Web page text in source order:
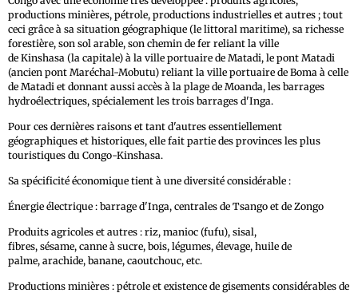
productions minières, pétrole, productions industrielles et autres ; tout
ceci grâce à sa situation géographique (le littoral maritime), sa richesse
forestière, son sol arable, son chemin de fer reliant la ville
de Kinshasa (la capitale) à la ville portuaire de Matadi, le pont Matadi
(ancien pont Maréchal-Mobutu) reliant la ville portuaire de Boma à celle
de Matadi et donnant aussi accès à la plage de Moanda, les barrages
hydroélectriques, spécialement les trois barrages d'Inga.
Pour ces dernières raisons et tant d'autres essentiellement
géographiques et historiques, elle fait partie des provinces les plus
touristiques du Congo-Kinshasa.
Sa spécificité économique tient à une diversité considérable :
Énergie électrique : barrage d'Inga, centrales de Tsango et de Zongo
Produits agricoles et autres : riz, manioc (fufu), sisal,
fibres, sésame, canne à sucre, bois, légumes, élevage, huile de
palme, arachide, banane, caoutchouc, etc.
Productions minières : pétrole et existence de gisements considérables de